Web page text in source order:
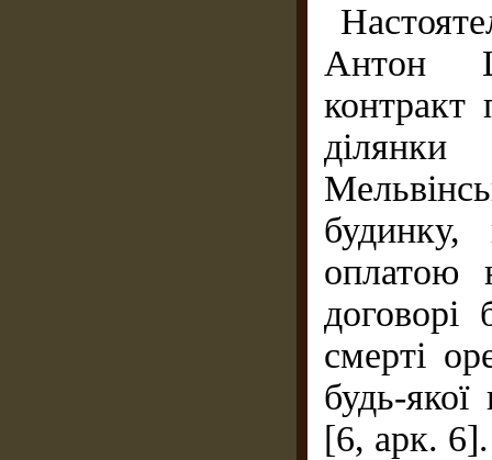
Антон
контракт
смерті
будь-якої
[6, арк. 6].